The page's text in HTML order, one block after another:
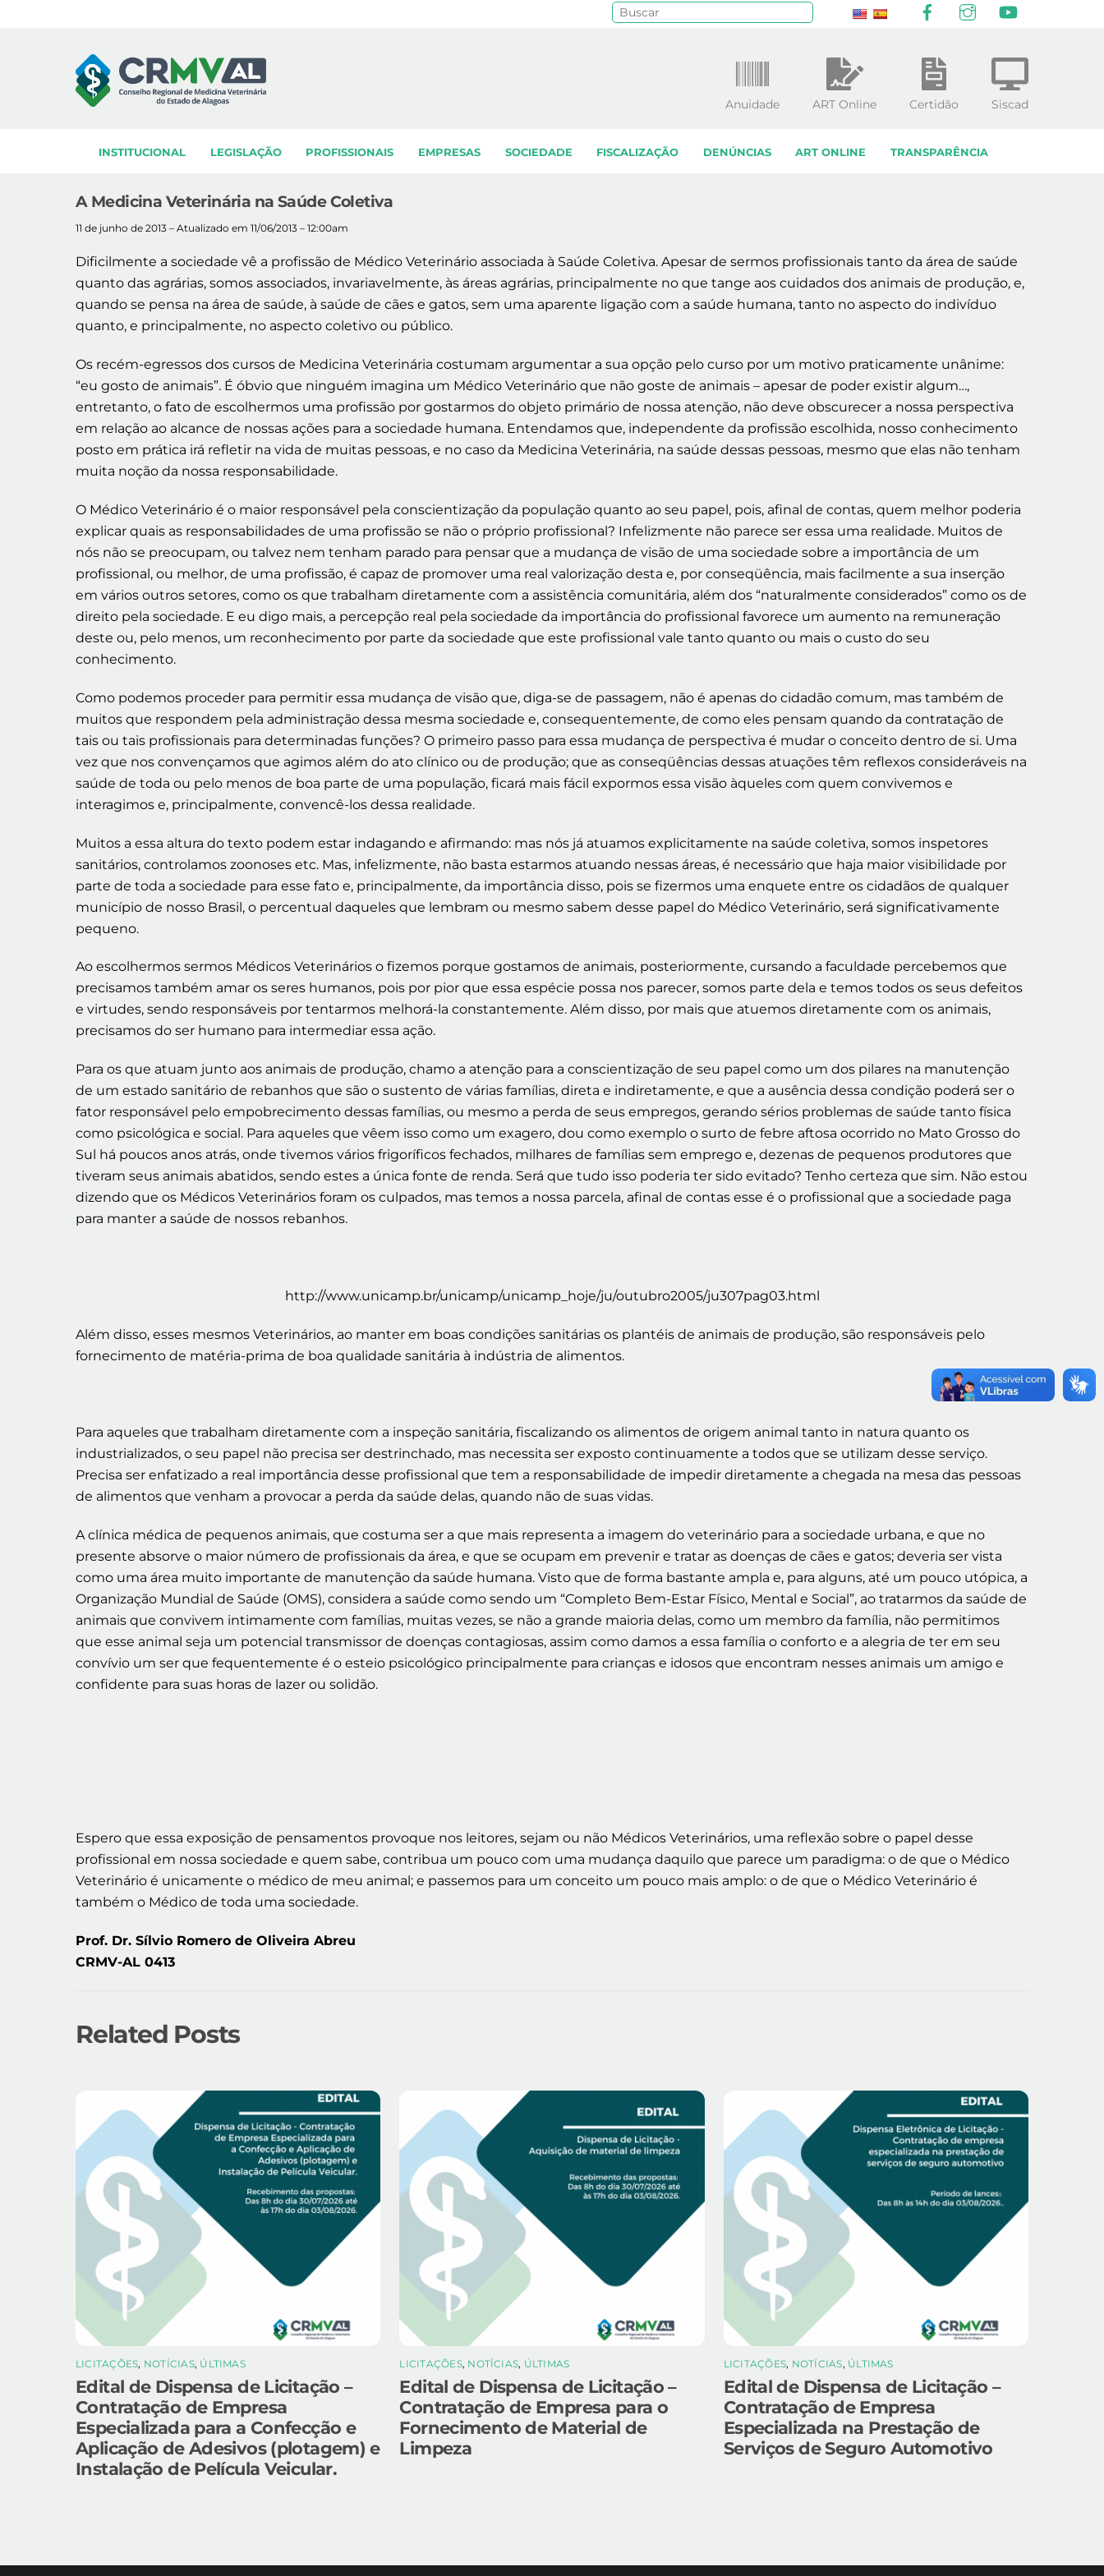
INSTITUCIONAL LEGISLAÇÃO PROFISSIONAIS EMPRESAS SOCIEDADE FISCALIZAÇÃO DENÚNCIAS ART ONLINE TRANSPARÊNCIA
Anuidade ART Online Certidão Siscad
A Medicina Veterinária na Saúde Coletiva
11 de junho de 2013 – Atualizado em 11/06/2013 – 12:00am
Dificilmente a sociedade vê a profissão de Médico Veterinário associada à Saúde Coletiva. Apesar de sermos profissionais tanto da área de saúde
quanto das agrárias, somos associados, invariavelmente, às áreas agrárias, principalmente no que tange aos cuidados dos animais de produção, e,
quando se pensa na área de saúde, à saúde de cães e gatos, sem uma aparente ligação com a saúde humana, tanto no aspecto do indivíduo
quanto, e principalmente, no aspecto coletivo ou público.
Os recém-egressos dos cursos de Medicina Veterinária costumam argumentar a sua opção pelo curso por um motivo praticamente unânime:
“eu gosto de animais”. É óbvio que ninguém imagina um Médico Veterinário que não goste de animais – apesar de poder existir algum…,
entretanto, o fato de escolhermos uma profissão por gostarmos do objeto primário de nossa atenção, não deve obscurecer a nossa perspectiva
em relação ao alcance de nossas ações para a sociedade humana. Entendamos que, independente da profissão escolhida, nosso conhecimento
posto em prática irá refletir na vida de muitas pessoas, e no caso da Medicina Veterinária, na saúde dessas pessoas, mesmo que elas não tenham
muita noção da nossa responsabilidade.
O Médico Veterinário é o maior responsável pela conscientização da população quanto ao seu papel, pois, afinal de contas, quem melhor poderia
explicar quais as responsabilidades de uma profissão se não o próprio profissional? Infelizmente não parece ser essa uma realidade. Muitos de
nós não se preocupam, ou talvez nem tenham parado para pensar que a mudança de visão de uma sociedade sobre a importância de um
profissional, ou melhor, de uma profissão, é capaz de promover uma real valorização desta e, por conseqüência, mais facilmente a sua inserção
em vários outros setores, como os que trabalham diretamente com a assistência comunitária, além dos “naturalmente considerados” como os de
direito pela sociedade. E eu digo mais, a percepção real pela sociedade da importância do profissional favorece um aumento na remuneração
deste ou, pelo menos, um reconhecimento por parte da sociedade que este profissional vale tanto quanto ou mais o custo do seu
conhecimento.
Como podemos proceder para permitir essa mudança de visão que, diga-se de passagem, não é apenas do cidadão comum, mas também de
muitos que respondem pela administração dessa mesma sociedade e, consequentemente, de como eles pensam quando da contratação de
tais ou tais profissionais para determinadas funções? O primeiro passo para essa mudança de perspectiva é mudar o conceito dentro de si. Uma
vez que nos convençamos que agimos além do ato clínico ou de produção; que as conseqüências dessas atuações têm reflexos consideráveis na
saúde de toda ou pelo menos de boa parte de uma população, ficará mais fácil expormos essa visão àqueles com quem convivemos e
interagimos e, principalmente, convencê-los dessa realidade.
Muitos a essa altura do texto podem estar indagando e afirmando: mas nós já atuamos explicitamente na saúde coletiva, somos inspetores
sanitários, controlamos zoonoses etc. Mas, infelizmente, não basta estarmos atuando nessas áreas, é necessário que haja maior visibilidade por
parte de toda a sociedade para esse fato e, principalmente, da importância disso, pois se fizermos uma enquete entre os cidadãos de qualquer
município de nosso Brasil, o percentual daqueles que lembram ou mesmo sabem desse papel do Médico Veterinário, será significativamente
pequeno.
Ao escolhermos sermos Médicos Veterinários o fizemos porque gostamos de animais, posteriormente, cursando a faculdade percebemos que
precisamos também amar os seres humanos, pois por pior que essa espécie possa nos parecer, somos parte dela e temos todos os seus defeitos
e virtudes, sendo responsáveis por tentarmos melhorá-la constantemente. Além disso, por mais que atuemos diretamente com os animais,
precisamos do ser humano para intermediar essa ação.
Para os que atuam junto aos animais de produção, chamo a atenção para a conscientização de seu papel como um dos pilares na manutenção
de um estado sanitário de rebanhos que são o sustento de várias famílias, direta e indiretamente, e que a ausência dessa condição poderá ser o
fator responsável pelo empobrecimento dessas famílias, ou mesmo a perda de seus empregos, gerando sérios problemas de saúde tanto física
como psicológica e social. Para aqueles que vêem isso como um exagero, dou como exemplo o surto de febre aftosa ocorrido no Mato Grosso do
Sul há poucos anos atrás, onde tivemos vários frigoríficos fechados, milhares de famílias sem emprego e, dezenas de pequenos produtores que
tiveram seus animais abatidos, sendo estes a única fonte de renda. Será que tudo isso poderia ter sido evitado? Tenho certeza que sim. Não estou
dizendo que os Médicos Veterinários foram os culpados, mas temos a nossa parcela, afinal de contas esse é o profissional que a sociedade paga
para manter a saúde de nossos rebanhos.
http://www.unicamp.br/unicamp/unicamp_hoje/ju/outubro2005/ju307pag03.html
Além disso, esses mesmos Veterinários, ao manter em boas condições sanitárias os plantéis de animais de produção, são responsáveis pelo
fornecimento de matéria-prima de boa qualidade sanitária à indústria de alimentos.
Para aqueles que trabalham diretamente com a inspeção sanitária, fiscalizando os alimentos de origem animal tanto in natura quanto os
industrializados, o seu papel não precisa ser destrinchado, mas necessita ser exposto continuamente a todos que se utilizam desse serviço.
Precisa ser enfatizado a real importância desse profissional que tem a responsabilidade de impedir diretamente a chegada na mesa das pessoas
de alimentos que venham a provocar a perda da saúde delas, quando não de suas vidas.
A clínica médica de pequenos animais, que costuma ser a que mais representa a imagem do veterinário para a sociedade urbana, e que no
presente absorve o maior número de profissionais da área, e que se ocupam em prevenir e tratar as doenças de cães e gatos; deveria ser vista
como uma área muito importante de manutenção da saúde humana. Visto que de forma bastante ampla e, para alguns, até um pouco utópica, a
Organização Mundial de Saúde (OMS), considera a saúde como sendo um “Completo Bem-Estar Físico, Mental e Social”, ao tratarmos da saúde de
animais que convivem intimamente com famílias, muitas vezes, se não a grande maioria delas, como um membro da família, não permitimos
que esse animal seja um potencial transmissor de doenças contagiosas, assim como damos a essa família o conforto e a alegria de ter em seu
convívio um ser que fequentemente é o esteio psicológico principalmente para crianças e idosos que encontram nesses animais um amigo e
confidente para suas horas de lazer ou solidão.
Espero que essa exposição de pensamentos provoque nos leitores, sejam ou não Médicos Veterinários, uma reflexão sobre o papel desse
profissional em nossa sociedade e quem sabe, contribua um pouco com uma mudança daquilo que parece um paradigma: o de que o Médico
Veterinário é unicamente o médico de meu animal; e passemos para um conceito um pouco mais amplo: o de que o Médico Veterinário é
também o Médico de toda uma sociedade.
Prof. Dr. Sílvio Romero de Oliveira Abreu
CRMV-AL 0413
Related Posts
LICITAÇÕES, NOTÍCIAS, ÚLTIMAS
Edital de Dispensa de Licitação –
Contratação de Empresa
Especializada para a Confecção e
Aplicação de Adesivos (plotagem) e
Instalação de Película Veicular.
LICITAÇÕES, NOTÍCIAS, ÚLTIMAS
Edital de Dispensa de Licitação –
Contratação de Empresa para o
Fornecimento de Material de
Limpeza
LICITAÇÕES, NOTÍCIAS, ÚLTIMAS
Edital de Dispensa de Licitação –
Contratação de Empresa
Especializada na Prestação de
Serviços de Seguro Automotivo